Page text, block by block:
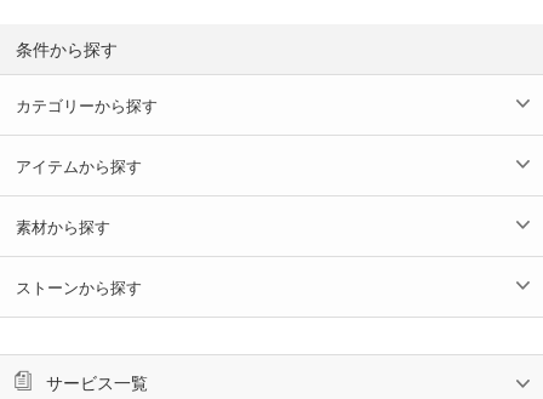
条件から探す
カテゴリーから探す
アイテムから探す
素材から探す
ストーンから探す
サービス一覧